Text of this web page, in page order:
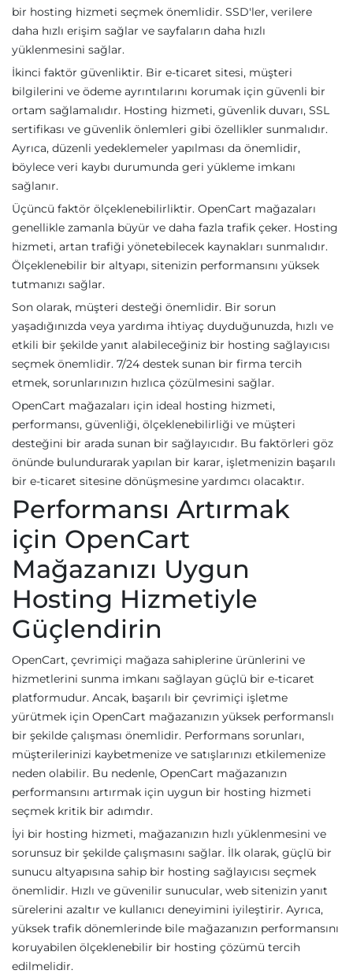
bir hosting hizmeti seçmek önemlidir. SSD'ler, verilere
daha hızlı erişim sağlar ve sayfaların daha hızlı
yüklenmesini sağlar.
İkinci faktör güvenliktir. Bir e-ticaret sitesi, müşteri
bilgilerini ve ödeme ayrıntılarını korumak için güvenli bir
ortam sağlamalıdır. Hosting hizmeti, güvenlik duvarı, SSL
sertifikası ve güvenlik önlemleri gibi özellikler sunmalıdır.
Ayrıca, düzenli yedeklemeler yapılması da önemlidir,
böylece veri kaybı durumunda geri yükleme imkanı
sağlanır.
Üçüncü faktör ölçeklenebilirliktir. OpenCart mağazaları
genellikle zamanla büyür ve daha fazla trafik çeker. Hosting
hizmeti, artan trafiği yönetebilecek kaynakları sunmalıdır.
Ölçeklenebilir bir altyapı, sitenizin performansını yüksek
tutmanızı sağlar.
Son olarak, müşteri desteği önemlidir. Bir sorun
yaşadığınızda veya yardıma ihtiyaç duyduğunuzda, hızlı ve
etkili bir şekilde yanıt alabileceğiniz bir hosting sağlayıcısı
seçmek önemlidir. 7/24 destek sunan bir firma tercih
etmek, sorunlarınızın hızlıca çözülmesini sağlar.
OpenCart mağazaları için ideal hosting hizmeti,
performansı, güvenliği, ölçeklenebilirliği ve müşteri
desteğini bir arada sunan bir sağlayıcıdır. Bu faktörleri göz
önünde bulundurarak yapılan bir karar, işletmenizin başarılı
bir e-ticaret sitesine dönüşmesine yardımcı olacaktır.
Performansı Artırmak
için OpenCart
Mağazanızı Uygun
Hosting Hizmetiyle
Güçlendirin
OpenCart, çevrimiçi mağaza sahiplerine ürünlerini ve
hizmetlerini sunma imkanı sağlayan güçlü bir e-ticaret
platformudur. Ancak, başarılı bir çevrimiçi işletme
yürütmek için OpenCart mağazanızın yüksek performanslı
bir şekilde çalışması önemlidir. Performans sorunları,
müşterilerinizi kaybetmenize ve satışlarınızı etkilemenize
neden olabilir. Bu nedenle, OpenCart mağazanızın
performansını artırmak için uygun bir hosting hizmeti
seçmek kritik bir adımdır.
İyi bir hosting hizmeti, mağazanızın hızlı yüklenmesini ve
sorunsuz bir şekilde çalışmasını sağlar. İlk olarak, güçlü bir
sunucu altyapısına sahip bir hosting sağlayıcısı seçmek
önemlidir. Hızlı ve güvenilir sunucular, web sitenizin yanıt
sürelerini azaltır ve kullanıcı deneyimini iyileştirir. Ayrıca,
yüksek trafik dönemlerinde bile mağazanızın performansını
koruyabilen ölçeklenebilir bir hosting çözümü tercih
edilmelidir.